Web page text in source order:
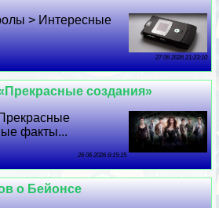
> Интересные
27 06 2026 21:23:10
создания»
факты...
26 06 2026 8:15:15
о Бейонсе